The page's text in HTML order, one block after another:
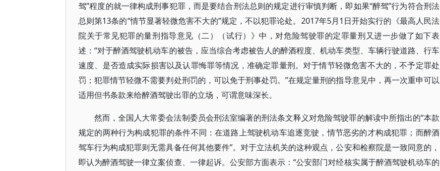
驾”程度的就一律构成刑事犯罪，而是要结合刑法总则的规定进行审慎判断，即如果“醉驾”行为符合刑法
总则第13条的“情节显著轻微危害不大的”规定，不以犯罪论处。2017年5月1日开始实行的《最高人民法
院关于常见犯罪的量刑指导意见（二）（试行）》中，对危险驾驶罪的定罪量刑又进一步做了如下表
述：“对于醉酒驾驶机动车的被告，应当综合考虑被告人的醉酒程度、机动车类型、车辆行驶道路、行车
速度、是否造成实际损害以及认罪悔罪等情况，准确定罪量刑。对于情节轻微危害不大的，不予定罪处
罚；犯罪情节轻微不需要判处刑罚的，可以免于刑事处罚。”在规定量刑的指导意见中，再一次重申可以
适用但书条款来给醉酒驾驶出罪的立场，可谓意味深长。
然而，全国人大常委会法制委员会刑法室编著的刑法条文释义对危险驾驶罪的解读中所指出的“本款
规定的两种行为构成犯罪的条件不同：在道路上驾驶机动车追逐竞驶，情节恶劣的才构成犯罪；而醉酒
驾车行为构成犯罪则无需具备任何其他要件”。对于立法机关的这种观点，公安和检察院是一致同意的，
即认为醉酒驾驶一律立案侦查、一律起诉。公安部方面表示：“公安部门对经核实属于醉酒驾驶机动车的